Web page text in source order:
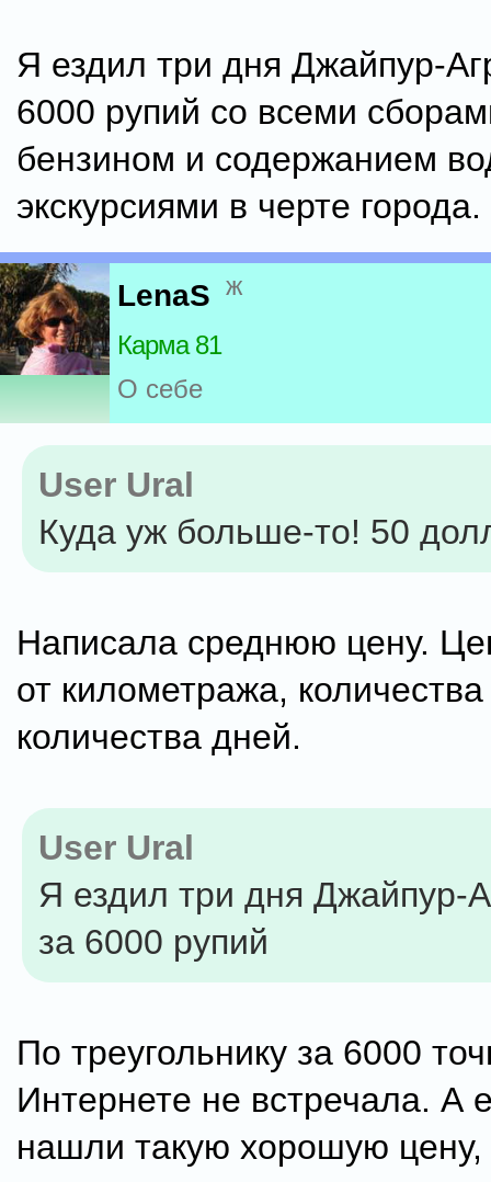
Я ездил три дня Джайпур-
6000 рупий со всеми
бензином и содержанием
экскурсиями в черте города.
LenaS ж
Карма 81
О себе
User Ural
Куда уж больше-то! 50
Написала среднюю цену.
от километража,
количества дней.
User Ural
Я ездил три дня Джайпур-
за 6000 рупий
По треугольнику за 6000
Интернете не встречала. А
нашли такую хорошую